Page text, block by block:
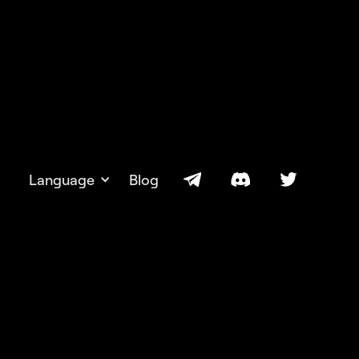
Language Blog